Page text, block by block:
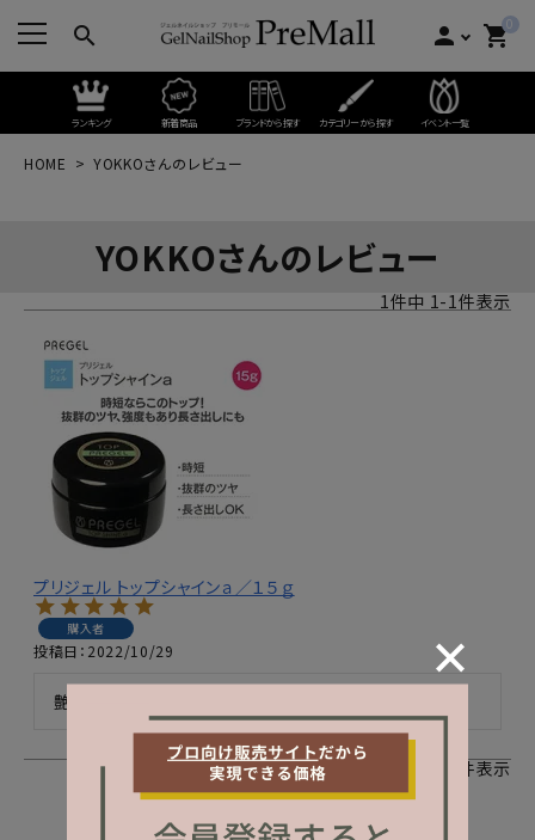
search person 0
shopping_cart
ランキング 新着商品 ブランドから探す カテゴリーから探す イベント一覧
HOME YOKKOさんのレビュー
YOKKOさんのレビュー
1件中 1-1件表示
プリジェル トップシャインａ／１５ｇ
購入者
投稿日 2022/10/29
艶ももちもとっても良くてトップはこればかりです！
件表示